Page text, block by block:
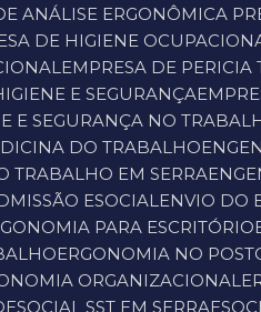
ANÁLISE ERGONÔMICA
DE HIGIENE
EMPRESA DE
E SEGURANÇA
E SEGURANÇA NO
DO TRABALHO
TRABALHO EM SERRA
ESOCIAL ENVIO DO
PARA ESCRITÓRIO
ERGONOMIA NO
ORGANIZACIONAL
ESOCIAL SST EM SERRA